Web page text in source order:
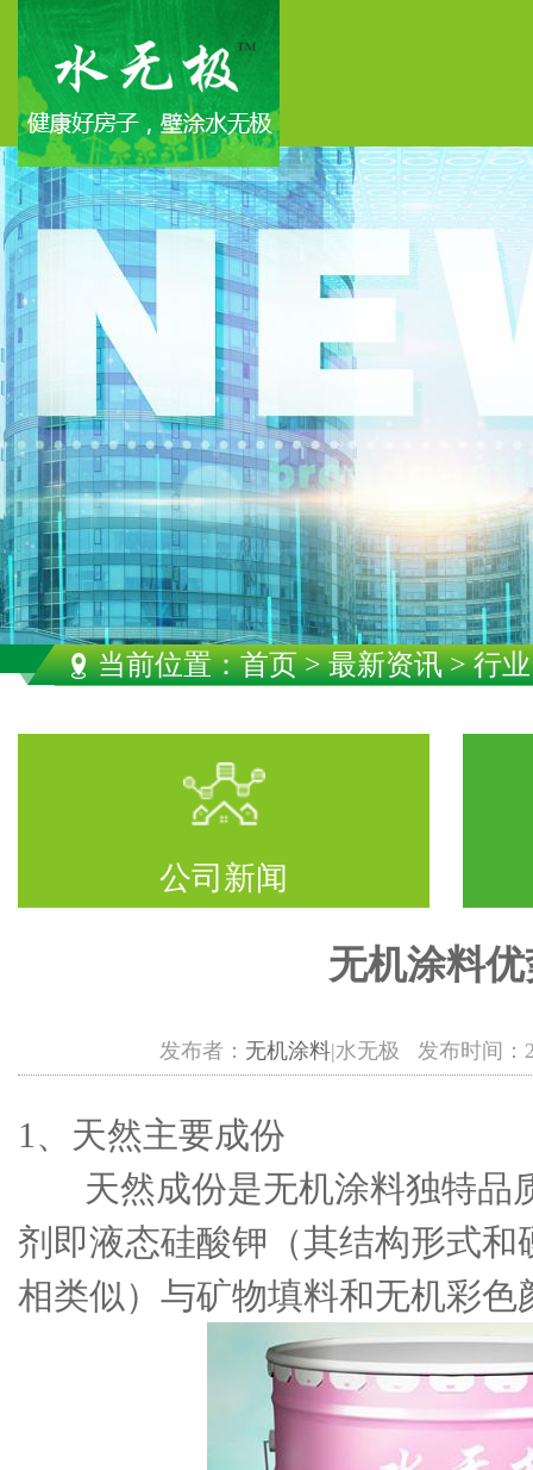
当前位置：首页>最新资讯> 行
公司新闻
无机涂料
发布者： 无机涂料|水无极 发布时间：
1、天然主要成份
天然成份是无机涂料独特品
剂即液态硅酸钾（其结构形式
相类似）与矿物填料和无机彩色